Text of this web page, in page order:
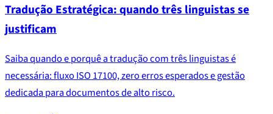
Tradução Estratégica: quando três linguistas se
justificam
Saiba quando e porquê a tradução com três linguistas é
necessária: fluxo ISO 17100, zero erros esperados e gestão
dedicada para documentos de alto risco.